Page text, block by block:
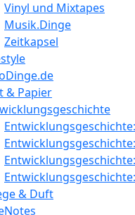
Vinyl und Mixtapes
Musik.Dinge
Zeitkapsel
& Papier
& Duft